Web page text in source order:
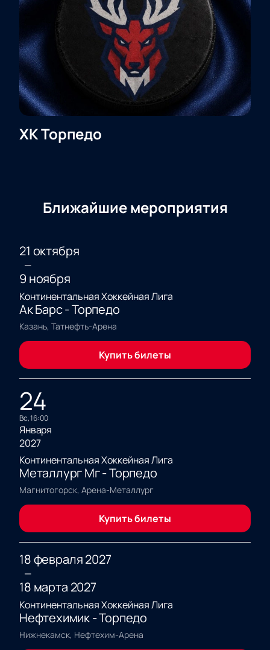
ХК Торпедо
Ближайшие мероприятия
21 октября
—
9 ноября
Континентальная Хоккейная Лига
Ак Барс - Торпедо
Казань, Татнефть-Арена
Купить билеты
24
вс, 16:00
Января
2027
Континентальная Хоккейная Лига
Металлург Мг - Торпедо
Магнитогорск, Арена-Металлург
Купить билеты
18 февраля 2027
—
18 марта 2027
Континентальная Хоккейная Лига
Нефтехимик - Торпедо
Нижнекамск, Нефтехим-Арена